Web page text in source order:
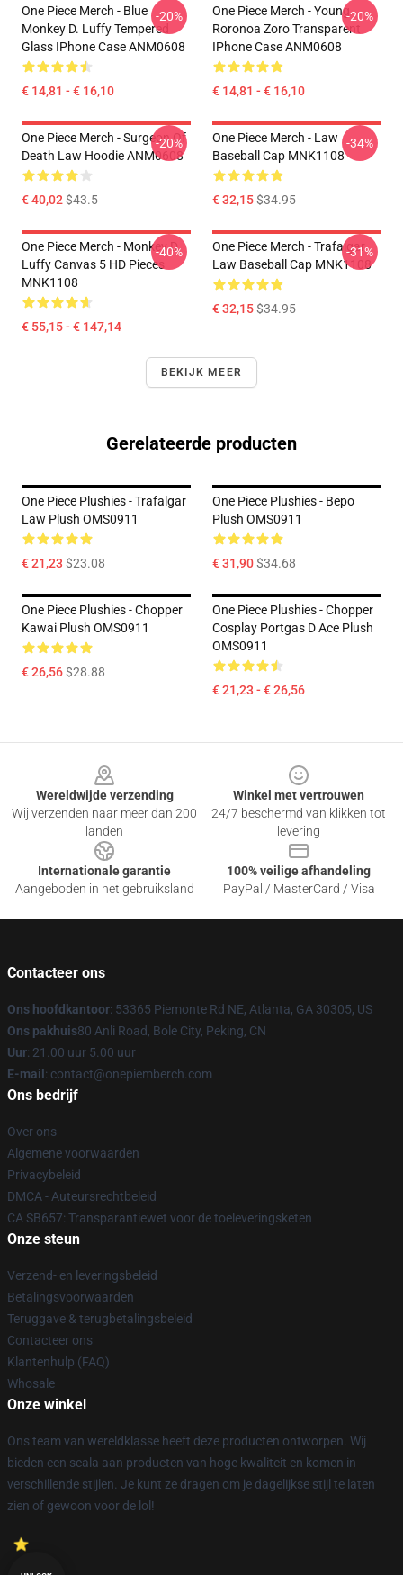
One Piece Merch - Blue
Monkey D. Luffy Tempered
Glass IPhone Case ANM0608
€ 14,81 - € 16,10
-20%
One Piece Merch - Young
Roronoa Zoro Transparent
IPhone Case ANM0608
€ 14,81 - € 16,10
-20%
One Piece Merch - Surgeon Of
Death Law Hoodie ANM0608
€ 40,02$43.5
-20%
One Piece Merch - Law
Baseball Cap MNK1108
€ 32,15$34.95
-34%
One Piece Merch - Monkey D.
Luffy Canvas 5 HD Pieces
MNK1108
€ 55,15 - € 147,14
-40%
One Piece Merch - Trafalgar
Law Baseball Cap MNK1108
€ 32,15$34.95
-31%
BEKIJK MEER
Gerelateerde producten
One Piece Plushies - Trafalgar
Law Plush OMS0911
€ 21,23 $23.08
One Piece Plushies - Bepo
Plush OMS0911
€ 31,90$34.68
One Piece Plushies - Chopper
Kawai Plush OMS0911
€ 26,56$28.88
One Piece Plushies - Chopper
Cosplay Portgas D Ace Plush
OMS0911
€ 21,23 - € 26,56
Wereldwijde verzending
Wij verzenden naar meer dan 200
landen
Winkel met vertrouwen
24/7 beschermd van klikken tot
levering
Internationale garantie
Aangeboden in het gebruiksland
100% veilige afhandeling
PayPal / MasterCard / Visa
Contacteer ons
Ons hoofdkantoor: 53365 Piemonte Rd NE, Atlanta, GA 30305, US
Ons pakhuis80 Anli Road, Bole City, Peking, CN
Uur: 21.00 uur 5.00 uur
E-mail : contact@onepiemberch.com
Ons bedrijf
Over ons
Algemene voorwaarden
Privacybeleid
DMCA - Auteursrechtbeleid
CA SB657: Transparantiewet voor de toeleveringsketen
Onze steun
Verzend- en leveringsbeleid
Betalingsvoorwaarden
Teruggave & terugbetalingsbeleid
Contacteer ons
Klantenhulp (FAQ)
Whosale
Onze winkel
Ons team van wereldklasse heeft deze producten ontworpen. Wij
bieden een scala aan producten van hoge kwaliteit en komen in
verschillende stijlen. Je kunt ze dragen om je dagelijkse stijl te laten
zien of gewoon voor de lol!